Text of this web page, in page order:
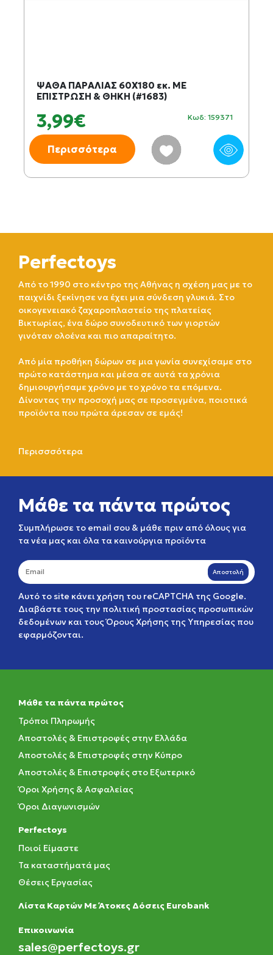
ΨΑΘΑ ΠΑΡΑΛΙΑΣ 60Χ180 εκ. ΜΕ
ΕΠΙΣΤΡΩΣΗ & ΘΗΚΗ (#1683)
3,99€ Κωδ: 159371
Περισσότερα
Perfectoys
Από το 1990 στο κέντρο της Αθήνας η σχέση μας με το
παιχνίδι ξεκίνησε να έχει μια σύνδεση γλυκιά. Στο
οικογενειακό ζαχαροπλαστείο της πλατείας
Βικτωρίας, ένα δώρο συνοδευτικό των γιορτών
γινόταν ολοένα και πιο απαραίτητο.
Από μία προθήκη δώρων σε μια γωνία συνεχίσαμε στο
πρώτο κατάστημα και μέσα σε αυτά τα χρόνια
δημιουργήσαμε χρόνο με το χρόνο τα επόμενα.
Δίνοντας την προσοχή μας σε προσεγμένα, ποιοτικά
προϊόντα που πρώτα άρεσαν σε εμάς!
Περισσσότερα
Μάθε τα πάντα πρώτος
Συμπλήρωσε το email σου & μάθε πριν από όλους για
τα νέα μας και όλα τα καινούργια προϊόντα
Αποστολή
Αυτό το site κάνει χρήση του reCAPTCHA της Google.
Διαβάστε τους την πολιτική προστασίας προσωπικών
δεδομένων και τουςΌρους Χρήσης της Υπηρεσίας που
εφαρμόζονται.
Μάθε τα πάντα πρώτος
Τρόποι Πληρωμής
Αποστολές & Επιστροφές στην Ελλάδα
Αποστολές & Επιστροφές στην Κύπρο
Αποστολές & Επιστροφές στο Εξωτερικό
Όροι Χρήσης & Ασφαλείας
Όροι Διαγωνισμών
Perfectoys
Ποιοί Είμαστε
Τα καταστήματά μας
Θέσεις Εργασίας
Λίστα Καρτών Με Άτοκες Δόσεις Eurobank
Eπικοινωνία
sales@perfectoys.gr